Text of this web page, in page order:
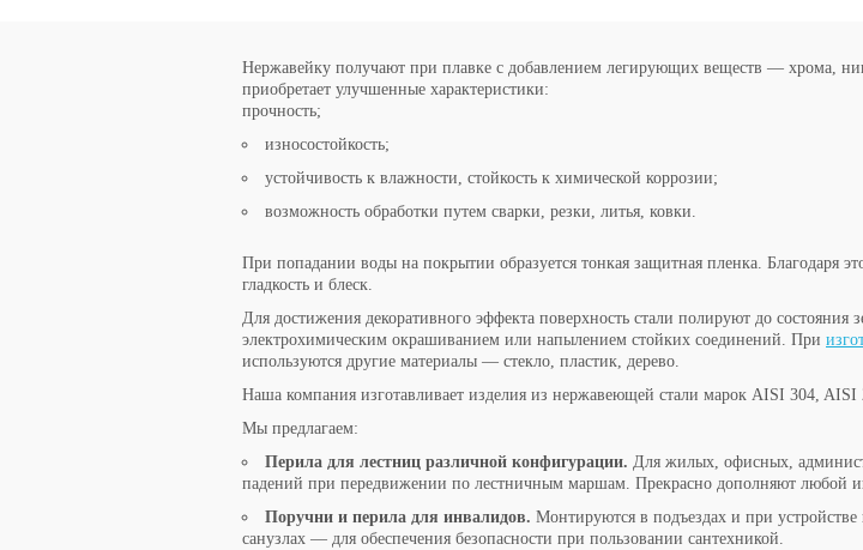
Нержавейку получают при плавке с добавлением легирующих веществ — хрома,
приобретает улучшенные характеристики:
прочность;
износостойкость;
устойчивость к влажности, стойкость к химической коррозии;
возможность обработки путем сварки, резки, литья, ковки.
При попадании воды на покрытии образуется тонкая защитная пленка. Благодаря
гладкость и блеск.
Для достижения декоративного эффекта поверхность стали полируют до
электрохимическим окрашиванием или напылением стойких соединений. При
используются другие материалы — стекло, пластик, дерево.
Наша компания изготавливает изделия из нержавеющей стали марок AISI 304, AISI
Мы предлагаем:
Перила для лестниц различной конфигурации. Для жилых, офисных,
падений при передвижении по лестничным маршам. Прекрасно дополняют любой
Поручни и перила для инвалидов. Монтируются в подъездах и при
санузлах — для обеспечения безопасности при пользовании сантехникой.